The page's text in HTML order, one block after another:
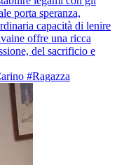
porta speranza,
capacità di lenire
offre una ricca
del sacrificio e
#Ragazza